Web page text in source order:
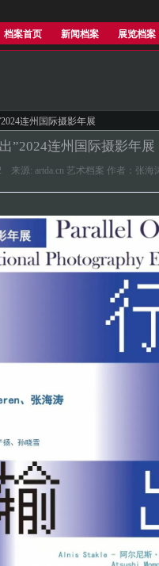
档案首页 新闻档案 展览档案
连州国际摄影年展
”2024连州国际摄影年展
来源: artda.cn 艺术档案 作者：张海